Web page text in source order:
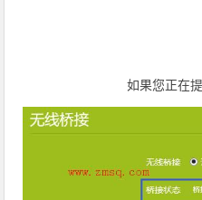
如果您正在